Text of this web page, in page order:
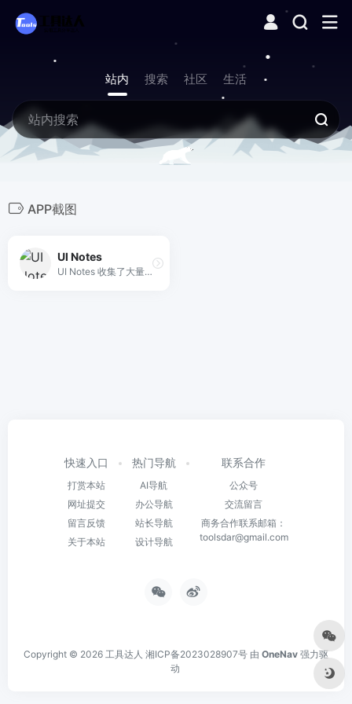
站内 搜索 社区 生活
APP截图
UI Notes
UI Notes 收集了大量线上优秀 App 的完整 UI 截图，只有落地设计没有飞机稿，你可以在这里探索 UI 设计的最新趋势、浏览竞品的产品设计、快速找到工作中需要的灵感。
快速入口
打赏本站
网址提交
留言反馈
关于本站
热门导航
AI导航
办公导航
站长导航
设计导航
联系合作
公众号
交流留言
商务合作联系邮箱：
toolsdar@gmail.com
Copyright © 2026 工具达人 湘ICP备2023028907号 由 OneNav 强力驱
动